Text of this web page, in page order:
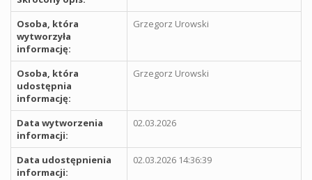
Osoba, która
wytworzyła
informację:
Grzegorz Urowski
Osoba, która
udostępnia
informację:
Grzegorz Urowski
Data wytworzenia
informacji:
02.03.2026
Data udostępnienia
informacji:
02.03.2026 14:36:39